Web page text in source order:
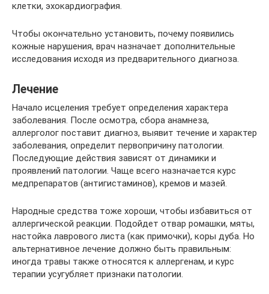
клетки, эхокардиография.
Чтобы окончательно установить, почему появились
кожные нарушения, врач назначает дополнительные
исследования исходя из предварительного диагноза.
Лечение
Начало исцеления требует определения характера
заболевания. После осмотра, сбора анамнеза,
аллерголог поставит диагноз, выявит течение и характер
заболевания, определит первопричину патологии.
Последующие действия зависят от динамики и
проявлений патологии. Чаще всего назначается курс
медпрепаратов (антигистаминов), кремов и мазей.
Народные средства тоже хороши, чтобы избавиться от
аллергической реакции. Подойдет отвар ромашки, мяты,
настойка лаврового листа (как примочки), коры дуба. Но
альтернативное лечение должно быть правильным:
иногда травы также относятся к аллергенам, и курс
терапии усугубляет признаки патологии.